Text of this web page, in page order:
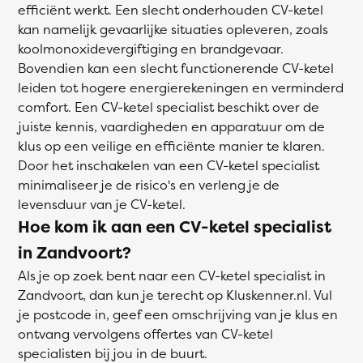
efficiënt werkt. Een slecht onderhouden CV-ketel
kan namelijk gevaarlijke situaties opleveren, zoals
koolmonoxidevergiftiging en brandgevaar.
Bovendien kan een slecht functionerende CV-ketel
leiden tot hogere energierekeningen en verminderd
comfort. Een CV-ketel specialist beschikt over de
juiste kennis, vaardigheden en apparatuur om de
klus op een veilige en efficiënte manier te klaren.
Door het inschakelen van een CV-ketel specialist
minimaliseer je de risico's en verleng je de
levensduur van je CV-ketel.
Hoe kom ik aan een CV-ketel specialist
in Zandvoort?
Als je op zoek bent naar een CV-ketel specialist in
Zandvoort, dan kun je terecht op Kluskenner.nl. Vul
je postcode in, geef een omschrijving van je klus en
ontvang vervolgens offertes van CV-ketel
specialisten bij jou in de buurt.